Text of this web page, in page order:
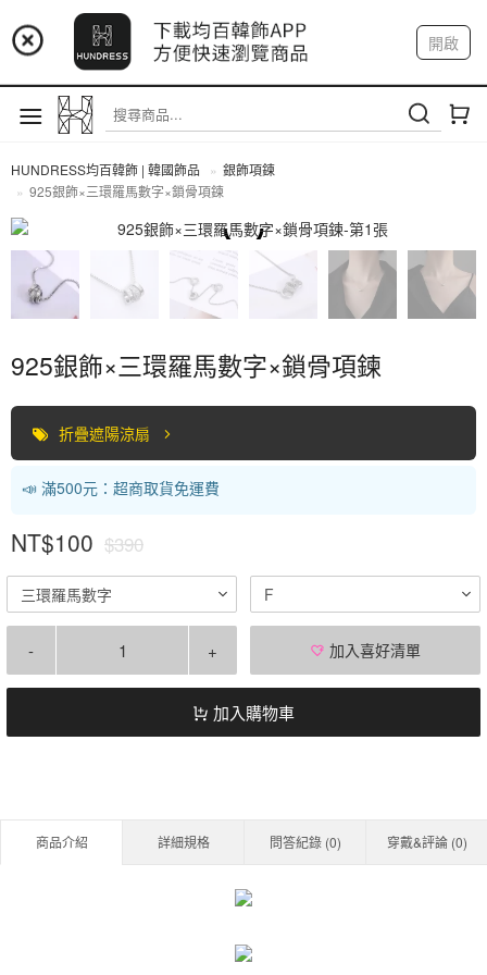
📢 市集預告：9/4-9/6 淡水捷運站
📢 市集預告：9/12-9/13 八里海巡基地
📢 市集預告：8/22-8/23 桃園青埔置地廣場
開啟
註冊 我的帳戶
HUNDRESS均百韓飾 | 韓國飾品
銀飾項鍊
925銀飾×三環羅馬數字×鎖骨項鍊
全部商品
925銀飾×三環羅馬數字×鎖骨項鍊
折疊遮陽涼扇
📣 滿500元：超商取貨免運費
NT$100 $390
三環羅馬數字 F
- + 加入喜好清單
加入購物車
商品介紹 詳細規格 問答紀錄 (0) 穿戴&評論 (0)